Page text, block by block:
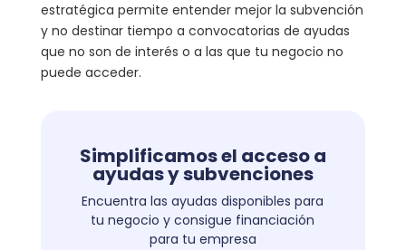
estratégica permite entender mejor la subvención
y no destinar tiempo a convocatorias de ayudas
que no son de interés o a las que tu negocio no
puede acceder.
Simplificamos el acceso a
ayudas y subvenciones
Encuentra las ayudas disponibles para
tu negocio y consigue financiación
para tu empresa